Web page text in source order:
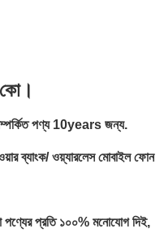
সম্পর্কিত পণ্য 10years জন্য.
ব্যাংক/ ওয়্যারলেস মোবাইল ফোন
পণ্যের প্রতি ১০০% মনোযোগ দিই,